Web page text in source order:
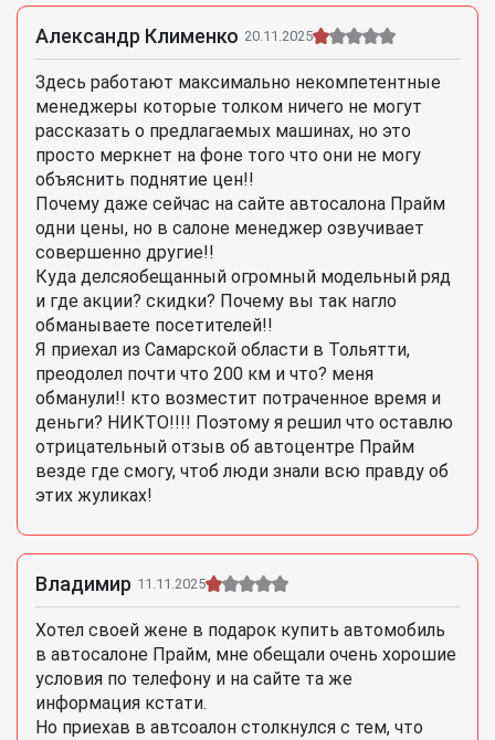
Александр Клименко 20.11.2025
Здесь работают максимально некомпетентные
менеджеры которые толком ничего не могут
рассказать о предлагаемых машинах, но это
просто меркнет на фоне того что они не могу
объяснить поднятие цен!!
Почему даже сейчас на сайте автосалона Прайм
одни цены, но в салоне менеджер озвучивает
совершенно другие!!
Куда делсяобещанный огромный модельный ряд
и где акции? скидки? Почему вы так нагло
обманываете посетителей!!
Я приехал из Самарской области в Тольятти,
преодолел почти что 200 км и что? меня
обманули!! кто возместит потраченное время и
деньги? НИКТО!!!! Поэтому я решил что оставлю
отрицательный отзыв об автоцентре Прайм
везде где смогу, чтоб люди знали всю правду об
этих жуликах!
Владимир 11.11.2025
Хотел своей жене в подарок купить автомобиль
в автосалоне Прайм, мне обещали очень хорошие
условия по телефону и на сайте та же
информация кстати.
Но приехав в автсоалон столкнулся с тем, что